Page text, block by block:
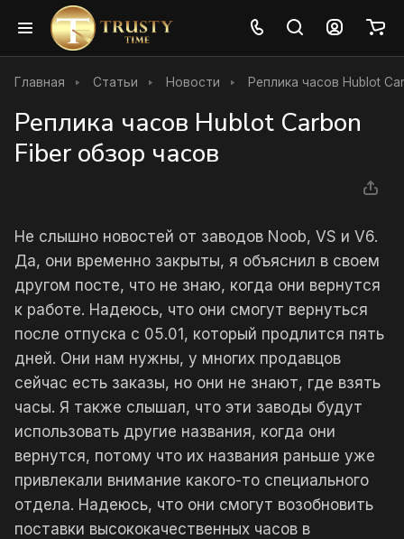
Главная Статьи Новости Реплика часов Hublot
Реплика часов Hublot Carbon
Fiber обзор часов
Не слышно новостей от заводов Noob, VS и V6.
Да, они временно закрыты, я объяснил в своем
другом посте, что не знаю, когда они вернутся
к работе. Надеюсь, что они смогут вернуться
после отпуска с 05.01, который продлится пять
дней. Они нам нужны, у многих продавцов
сейчас есть заказы, но они не знают, где взять
часы. Я также слышал, что эти заводы будут
использовать другие названия, когда они
вернутся, потому что их названия раньше уже
привлекали внимание какого-то специального
отдела. Надеюсь, что они смогут возобновить
поставки высококачественных часов в